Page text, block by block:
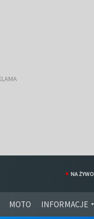
MOTO INFORMACJE
NA ŻYWO